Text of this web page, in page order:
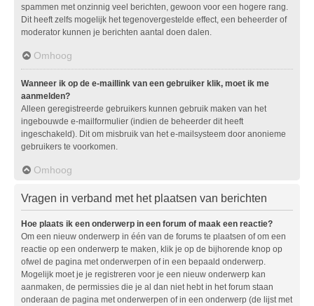
spammen met onzinnig veel berichten, gewoon voor een hogere rang.
Dit heeft zelfs mogelijk het tegenovergestelde effect, een beheerder of
moderator kunnen je berichten aantal doen dalen.
Omhoog
Wanneer ik op de e-maillink van een gebruiker klik, moet ik me
aanmelden?
Alleen geregistreerde gebruikers kunnen gebruik maken van het
ingebouwde e-mailformulier (indien de beheerder dit heeft
ingeschakeld). Dit om misbruik van het e-mailsysteem door anonieme
gebruikers te voorkomen.
Omhoog
Vragen in verband met het plaatsen van berichten
Hoe plaats ik een onderwerp in een forum of maak een reactie?
Om een nieuw onderwerp in één van de forums te plaatsen of om een
reactie op een onderwerp te maken, klik je op de bijhorende knop op
ofwel de pagina met onderwerpen of in een bepaald onderwerp.
Mogelijk moet je je registreren voor je een nieuw onderwerp kan
aanmaken, de permissies die je al dan niet hebt in het forum staan
onderaan de pagina met onderwerpen of in een onderwerp (de lijst met